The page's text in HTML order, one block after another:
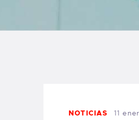
NOTICIAS 11